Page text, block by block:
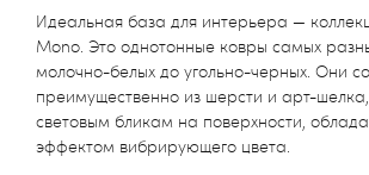
Идеальная база для интерьера —
Mono. Это однотонные ковры самых
молочно-белых до угольно-черных. Они
преимущественно из шерсти и арт-
световым бликам на поверхности,
эффектом вибрирующего цвета.